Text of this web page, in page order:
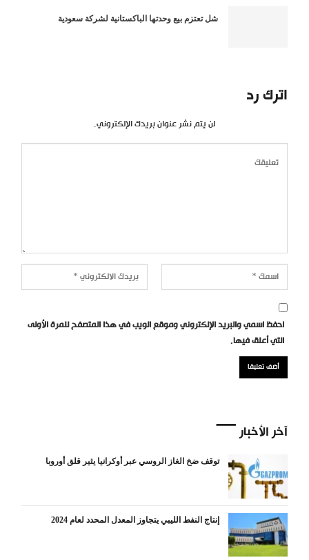
شل تعتزم بيع وحدتها الباكستانية لشركة سعودية
اترك رد
لن يتم نشر عنوان بريدك الإلكتروني.
احفظ اسمي والبريد الإلكتروني وموقع الويب في هذا المتصفح للمرة الأولى
التي أعلق فيها.
آخر الأخبار
توقف ضخ الغاز الروسي عبر أوكرانيا يثير قلق أوروبا
إنتاج النفط الليبي يتجاوز المعدل المحدد لعام 2024